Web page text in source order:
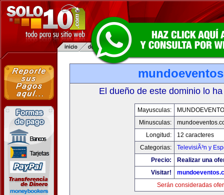
El dueño de este dominio lo
Mayusculas:
Minusculas:
Longitud:
12 caracteres
Categorias:
TelevisiÃ³n y
Precio:
Realizar una
Visitar!
Serán consideradas